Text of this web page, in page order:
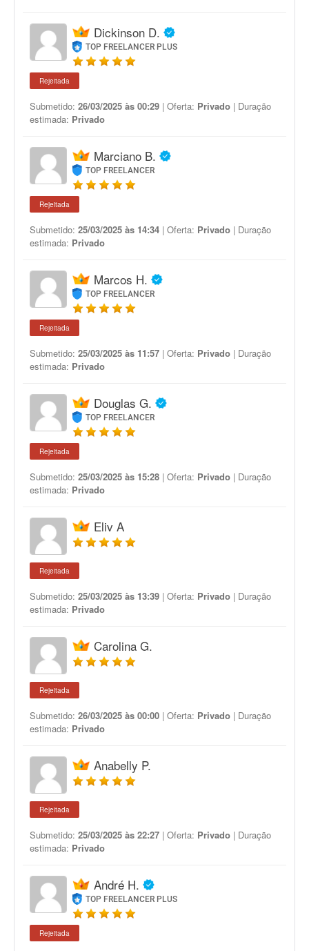
Dickinson D.
TOP FREELANCER PLUS
Rejeitada
Submetido: 26/03/2025 às 00:29 | Oferta: Privado | Duração
estimada: Privado
Marciano B.
TOP FREELANCER
Rejeitada
Submetido: 25/03/2025 às 14:34 | Oferta: Privado | Duração
estimada: Privado
Marcos H.
TOP FREELANCER
Rejeitada
Submetido: 25/03/2025 às 11:57 | Oferta: Privado | Duração
estimada: Privado
Douglas G.
TOP FREELANCER
Rejeitada
Submetido: 25/03/2025 às 15:28 | Oferta: Privado | Duração
estimada: Privado
Eliv A
Rejeitada
Submetido: 25/03/2025 às 13:39 | Oferta: Privado | Duração
estimada: Privado
Carolina G.
Rejeitada
Submetido: 26/03/2025 às 00:00 | Oferta: Privado | Duração
estimada: Privado
Anabelly P.
Rejeitada
Submetido: 25/03/2025 às 22:27 | Oferta: Privado | Duração
estimada: Privado
André H.
TOP FREELANCER PLUS
Rejeitada